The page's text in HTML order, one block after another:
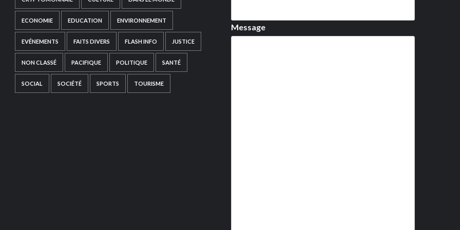
ECONOMIE EDUCATION ENVIRONNEMENT
EVÉNEMENTS FAITS DIVERS FLASH INFO JUSTICE
NON CLASSÉ PACIFIQUE POLITIQUE SANTÉ
SOCIAL SOCIÉTÉ SPORTS TOURISME
Message